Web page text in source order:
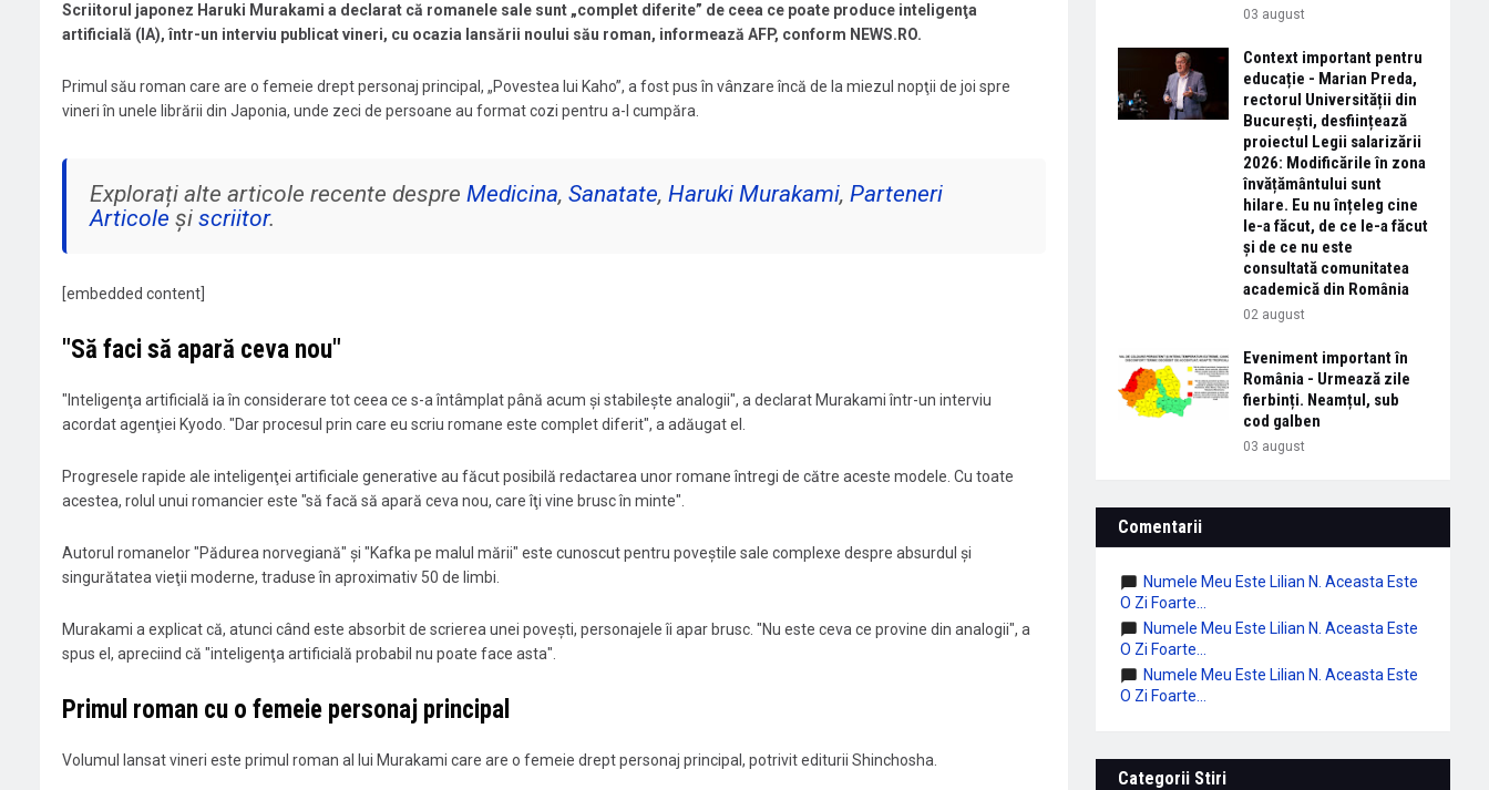
Scriitorul japonez Haruki Murakami a declarat că romanele sale sunt „complet diferite” de ceea ce poate produce inteligenţa
artificială (IA), într-un interviu publicat vineri, cu ocazia lansării noului său roman, informează AFP, conform NEWS.RO.
Primul său roman care are o femeie drept personaj principal, „Povestea lui Kaho”, a fost pus în vânzare încă de la miezul nopţii de joi spre
vineri în unele librării din Japonia, unde zeci de persoane au format cozi pentru a-l cumpăra.
Explorați alte articole recente despre Medicina, Sanatate, Haruki Murakami, Parteneri
Articole și scriitor.
[embedded content]
"Să faci să apară ceva nou"
"Inteligenţa artificială ia în considerare tot ceea ce s-a întâmplat până acum şi stabileşte analogii", a declarat Murakami într-un interviu
acordat agenţiei Kyodo. "Dar procesul prin care eu scriu romane este complet diferit", a adăugat el.
Progresele rapide ale inteligenţei artificiale generative au făcut posibilă redactarea unor romane întregi de către aceste modele. Cu toate
acestea, rolul unui romancier este "să facă să apară ceva nou, care îţi vine brusc în minte".
Autorul romanelor "Pădurea norvegiană" şi "Kafka pe malul mării" este cunoscut pentru poveştile sale complexe despre absurdul şi
singurătatea vieţii moderne, traduse în aproximativ 50 de limbi.
Murakami a explicat că, atunci când este absorbit de scrierea unei poveşti, personajele îi apar brusc. "Nu este ceva ce provine din analogii", a
spus el, apreciind că "inteligenţa artificială probabil nu poate face asta".
Primul roman cu o femeie personaj principal
Volumul lansat vineri este primul roman al lui Murakami care are o femeie drept personaj principal, potrivit editurii Shinchosha.
03 august
Context important pentru
educație - Marian Preda,
rectorul Universității din
București, desființează
proiectul Legii salarizării
2026: Modificările în zona
învățământului sunt
hilare. Eu nu înțeleg cine
le-a făcut, de ce le-a făcut
și de ce nu este
consultată comunitatea
academică din România
02 august
Eveniment important în
România - Urmează zile
fierbinți. Neamțul, sub
cod galben
03 august
Comentarii
Numele Meu Este Lilian N. Aceasta Este
O Zi Foarte...
Numele Meu Este Lilian N. Aceasta Este
O Zi Foarte...
Numele Meu Este Lilian N. Aceasta Este
O Zi Foarte...
Categorii Stiri